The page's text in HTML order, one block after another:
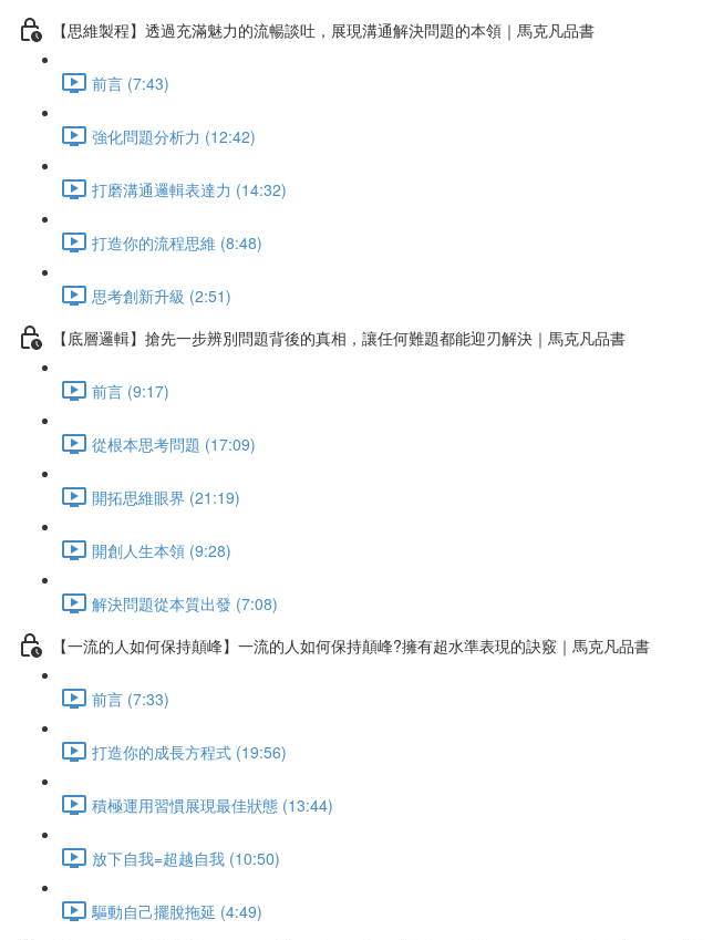
【思維製程】透過充滿魅力的流暢談吐，展現溝通解決問題的本領｜馬克凡品書
前言 (7:43)
強化問題分析力 (12:42)
打磨溝通邏輯表達力 (14:32)
打造你的流程思維 (8:48)
思考創新升級 (2:51)
【底層邏輯】搶先一步辨別問題背後的真相，讓任何難題都能迎刃解決｜馬克凡品書
前言 (9:17)
從根本思考問題 (17:09)
開拓思維眼界 (21:19)
開創人生本領 (9:28)
解決問題從本質出發 (7:08)
【一流的人如何保持顛峰】一流的人如何保持顛峰?擁有超水準表現的訣竅｜馬克凡品書
前言 (7:33)
打造你的成長方程式 (19:56)
積極運用習慣展現最佳狀態 (13:44)
放下自我=超越自我 (10:50)
驅動自己擺脫拖延 (4:49)